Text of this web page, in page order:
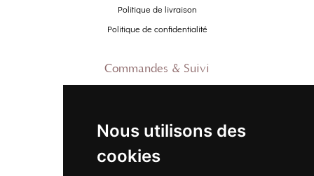
Nous utilisons des
cookies
Politique de livraison
Politique de confidentialité
Commandes & Suivi
Suivre ma commande